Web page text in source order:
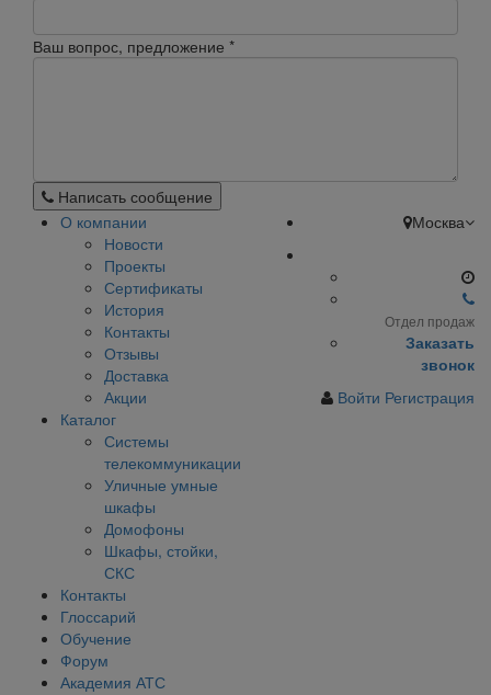
Ваш вопрос, предложение *
Написать сообщение
О компании
Новости
Проекты
Сертификаты
История
Контакты
Отзывы
Доставка
Акции
Каталог
Системы
телекоммуникации
Уличные умные
шкафы
Домофоны
Шкафы, стойки,
СКС
Контакты
Глоссарий
Обучение
Форум
Академия АТС
Москва
Отдел продаж
Заказать
звонок
Войти Регистрация